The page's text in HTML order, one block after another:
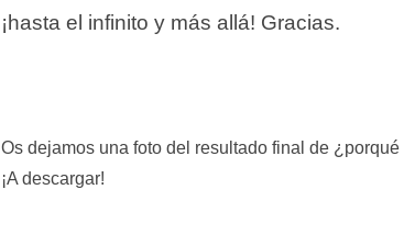
¡hasta el infinito y más allá! Gracias.
Os dejamos una foto del resultado final de
¡A descargar!